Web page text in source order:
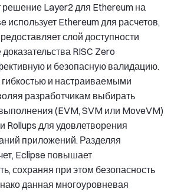
решение Layer2 для Ethereum на
использует Ethereum для расчетов,
слой доступности
RISC Zero
и безопасную валидацию.
гибкостью и настраиваемыми
разработчикам выбирать
(EVM, SVM или MoveVM)
Rollups для удовлетворения
приложений. Разделяя
Eclipse повышает
сохраняя при этом безопасность
данная многоуровневая